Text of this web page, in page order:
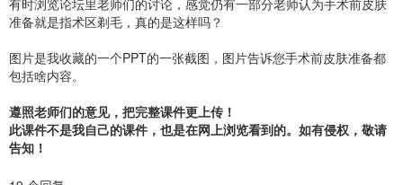
有时浏览论坛里老师们的讨论，感觉仍有一部分老师认为手术前皮肤
准备就是指术区剃毛，真的是这样吗？
图片是我收藏的一个PPT的一张截图，图片告诉您手术前皮肤准备都
包括啥内容。
遵照老师们的意见，把完整课件更上传！
此课件不是我自己的课件，也是在网上浏览看到的。如有侵权，敬请
告知！